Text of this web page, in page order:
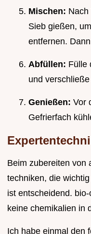
Mischen: Nach
Sieb gießen,
entfernen.
Abfüllen: Fülle
und
Genießen: Vor
Gefrierfach
Beim zubereiten von
techniken, die
ist entscheidend.
keine chemikalien in
Ich habe einmal den